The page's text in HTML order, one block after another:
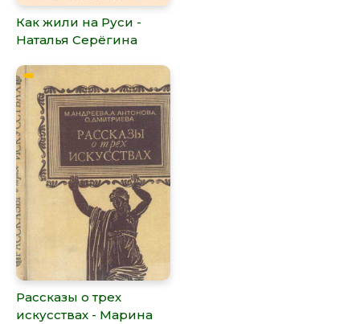
Как жили на Руси -
Наталья Серёгина
Рассказы о трех
искусствах - Марина